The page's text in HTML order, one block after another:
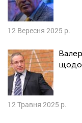
12 Вересня 2025 р.
Валерій ПЕКАР. Якою є стратегія Китаю
щодо
12 Травня 2025 р.